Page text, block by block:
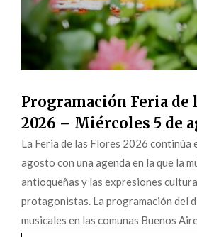
Programación Feria de
2026 – Miércoles 5 de
La Feria de las Flores 2026 continúa
agosto con una agenda en la que la
antioqueñas y las expresiones
protagonistas. La programación del
musicales en las comunas Buenos